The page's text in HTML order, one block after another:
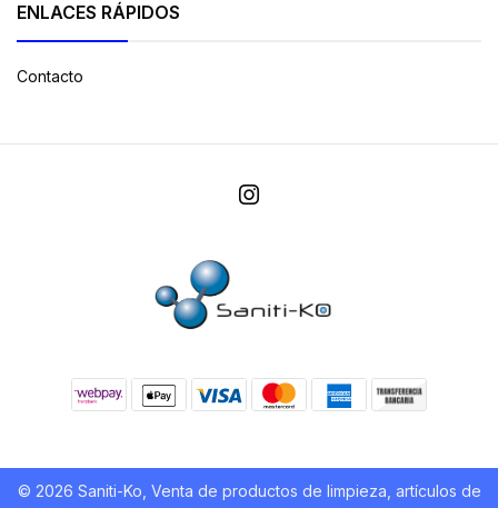
ENLACES RÁPIDOS
Contacto
© 2026 Saniti-Ko, Venta de productos de limpieza, artículos de